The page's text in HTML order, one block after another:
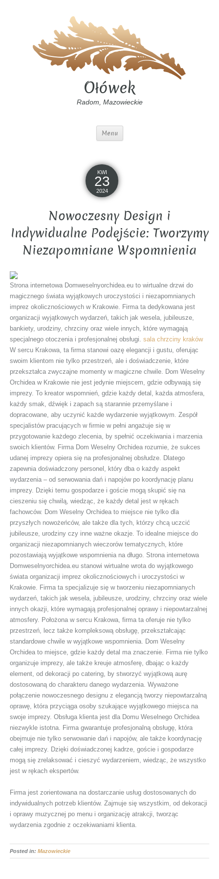
Ołówek
Radom, Mazowieckie
Menu
KWI
23
2024
Nowoczesny Design i
Indywidualne Podejście: Tworzymy
Niezapomniane Wspomnienia
Strona internetowa Domweselnyorchidea.eu to wirtualne drzwi do
magicznego świata wyjątkowych uroczystości i niezapomnianych
imprez okolicznościowych w Krakowie. Firma ta dedykowana jest
organizacji wyjątkowych wydarzeń, takich jak wesela, jubileusze,
bankiety, urodziny, chrzciny oraz wiele innych, które wymagają
specjalnego otoczenia i profesjonalnej obsługi. sala chrzciny kraków
W sercu Krakowa, ta firma stanowi oazę elegancji i gustu, oferując
swoim klientom nie tylko przestrzeń, ale i doświadczenie, które
przekształca zwyczajne momenty w magiczne chwile. Dom Weselny
Orchidea w Krakowie nie jest jedynie miejscem, gdzie odbywają się
imprezy. To kreator wspomnień, gdzie każdy detal, każda atmosfera,
każdy smak, dźwięk i zapach są starannie przemyślane i
dopracowane, aby uczynić każde wydarzenie wyjątkowym. Zespół
specjalistów pracujących w firmie w pełni angażuje się w
przygotowanie każdego zlecenia, by spełnić oczekiwania i marzenia
swoich klientów. Firma Dom Weselny Orchidea rozumie, że sukces
udanej imprezy opiera się na profesjonalnej obsłudze. Dlatego
zapewnia doświadczony personel, który dba o każdy aspekt
wydarzenia – od serwowania dań i napojów po koordynację planu
imprezy. Dzięki temu gospodarze i goście mogą skupić się na
cieszeniu się chwilą, wiedząc, że każdy detal jest w rękach
fachowców. Dom Weselny Orchidea to miejsce nie tylko dla
przyszłych nowożeńców, ale także dla tych, którzy chcą uczcić
jubileusze, urodziny czy inne ważne okazje. To idealne miejsce do
organizacji niezapomnianych wieczorów tematycznych, które
pozostawiają wyjątkowe wspomnienia na długo. Strona internetowa
Domweselnyorchidea.eu stanowi wirtualne wrota do wyjątkowego
świata organizacji imprez okolicznościowych i uroczystości w
Krakowie. Firma ta specjalizuje się w tworzeniu niezapomnianych
wydarzeń, takich jak wesela, jubileusze, urodziny, chrzciny oraz wiele
innych okazji, które wymagają profesjonalnej oprawy i niepowtarzalnej
atmosfery. Położona w sercu Krakowa, firma ta oferuje nie tylko
przestrzeń, lecz także kompleksową obsługę, przekształcając
standardowe chwile w wyjątkowe wspomnienia. Dom Weselny
Orchidea to miejsce, gdzie każdy detal ma znaczenie. Firma nie tylko
organizuje imprezy, ale także kreuje atmosferę, dbając o każdy
element, od dekoracji po catering, by stworzyć wyjątkową aurę
dostosowaną do charakteru danego wydarzenia. Wyważone
połączenie nowoczesnego designu z elegancją tworzy niepowtarzalną
oprawę, która przyciąga osoby szukające wyjątkowego miejsca na
swoje imprezy. Obsługa klienta jest dla Domu Weselnego Orchidea
niezwykle istotna. Firma gwarantuje profesjonalną obsługę, która
obejmuje nie tylko serwowanie dań i napojów, ale także koordynację
całej imprezy. Dzięki doświadczonej kadrze, goście i gospodarze
mogą się zrelaksować i cieszyć wydarzeniem, wiedząc, że wszystko
jest w rękach ekspertów.
Firma jest zorientowana na dostarczanie usług dostosowanych do
indywidualnych potrzeb klientów. Zajmuje się wszystkim, od dekoracji
i oprawy muzycznej po menu i organizację atrakcji, tworząc
wydarzenia zgodnie z oczekiwaniami klienta.
Posted in: Mazowieckie